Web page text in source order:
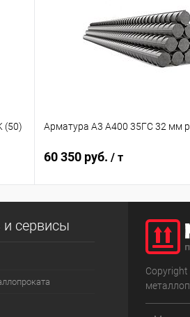
(50) Арматура А3 А400 35ГС 32 мм
60 350 руб. / т
сервисы